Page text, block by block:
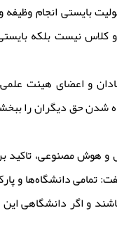
بایستی انجام وظیفه
نیست بلکه
و اعضای هیئت
شدن حق دیگران را
و هوش مصنوعی، تاکید
دانشگاه‌ها و
و اگر دانشگاهی این